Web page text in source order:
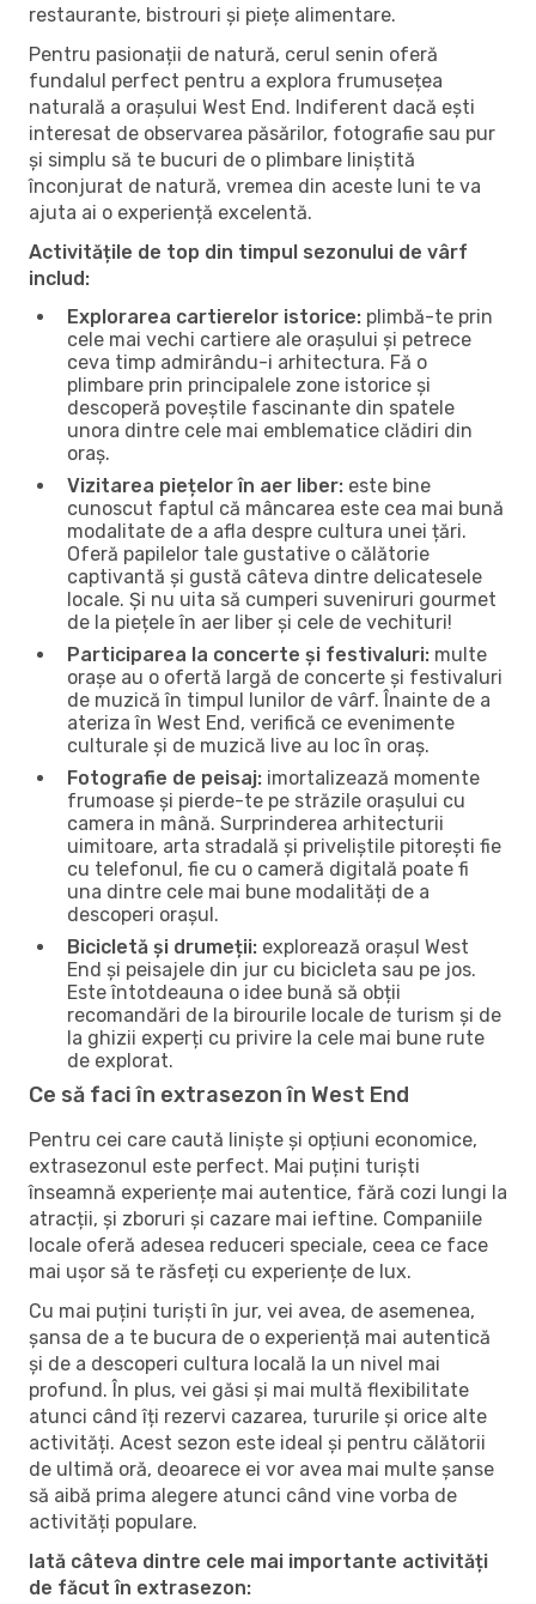
restaurante, bistrouri și piețe alimentare.
Pentru pasionații de natură, cerul senin oferă
fundalul perfect pentru a explora frumusețea
naturală a orașului West End. Indiferent dacă ești
interesat de observarea păsărilor, fotografie sau pur
și simplu să te bucuri de o plimbare liniștită
înconjurat de natură, vremea din aceste luni te va
ajuta ai o experiență excelentă.
Activitățile de top din timpul sezonului de vârf
includ:
Explorarea cartierelor istorice: plimbă-te prin
cele mai vechi cartiere ale orașului și petrece
ceva timp admirându-i arhitectura. Fă o
plimbare prin principalele zone istorice și
descoperă poveștile fascinante din spatele
unora dintre cele mai emblematice clădiri din
oraș.
Vizitarea piețelor în aer liber: este bine
cunoscut faptul că mâncarea este cea mai bună
modalitate de a afla despre cultura unei țări.
Oferă papilelor tale gustative o călătorie
captivantă și gustă câteva dintre delicatesele
locale. Și nu uita să cumperi suveniruri gourmet
de la piețele în aer liber și cele de vechituri!
Participarea la concerte și festivaluri: multe
orașe au o ofertă largă de concerte și festivaluri
de muzică în timpul lunilor de vârf. Înainte de a
ateriza în West End, verifică ce evenimente
culturale și de muzică live au loc în oraș.
Fotografie de peisaj: imortalizează momente
frumoase și pierde-te pe străzile orașului cu
camera in mână. Surprinderea arhitecturii
uimitoare, arta stradală și priveliștile pitorești fie
cu telefonul, fie cu o cameră digitală poate fi
una dintre cele mai bune modalități de a
descoperi orașul.
Bicicletă și drumeții: explorează orașul West
End și peisajele din jur cu bicicleta sau pe jos.
Este întotdeauna o idee bună să obții
recomandări de la birourile locale de turism și de
la ghizii experți cu privire la cele mai bune rute
de explorat.
Ce să faci în extrasezon în West End
Pentru cei care caută liniște și opțiuni economice,
extrasezonul este perfect. Mai puțini turiști
înseamnă experiențe mai autentice, fără cozi lungi la
atracții, și zboruri și cazare mai ieftine. Companiile
locale oferă adesea reduceri speciale, ceea ce face
mai ușor să te răsfeți cu experiențe de lux.
Cu mai puțini turiști în jur, vei avea, de asemenea,
șansa de a te bucura de o experiență mai autentică
și de a descoperi cultura locală la un nivel mai
profund. În plus, vei găsi și mai multă flexibilitate
atunci când îți rezervi cazarea, tururile și orice alte
activități. Acest sezon este ideal și pentru călătorii
de ultimă oră, deoarece ei vor avea mai multe șanse
să aibă prima alegere atunci când vine vorba de
activități populare.
Iată câteva dintre cele mai importante activități
de făcut în extrasezon: